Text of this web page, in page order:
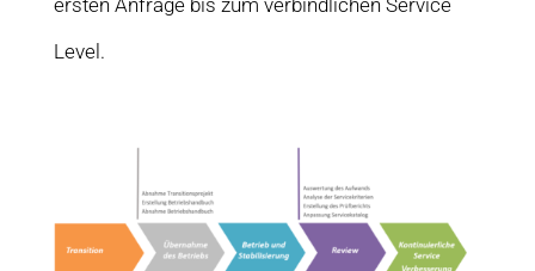
ersten Anfrage bis zum verbindlichen Service
Level.